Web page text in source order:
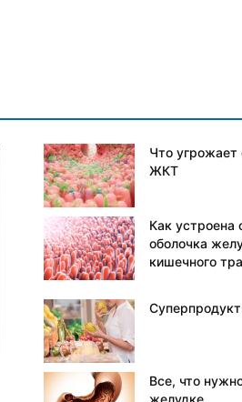
Что угрожает
ЖКТ
Как устроена
оболочка
кишечного
Все, что
желудке